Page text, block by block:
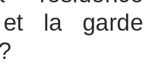
et la garde